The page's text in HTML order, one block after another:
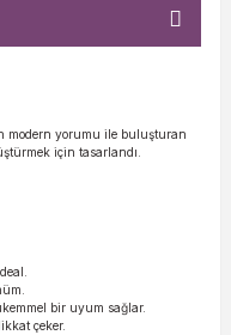
modern yorumu ile buluşturan
için tasarlandı.
bir uyum sağlar.
çeker.